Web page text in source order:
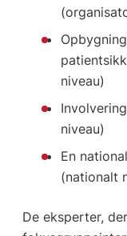
niveau)
niveau)
En
(nationalt
De eksperter,